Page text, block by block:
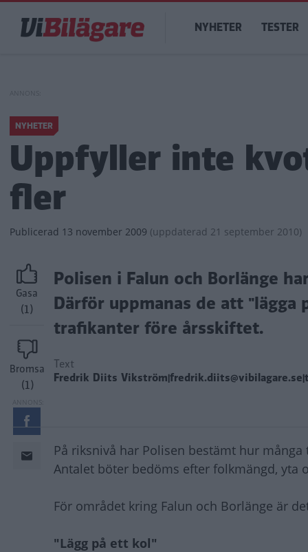
huvudinnehåll
Main
navigation
NYHETER TESTER
NYHETER
Uppfyller inte
fler
Publicerad 13 november 2009 (uppdaterad 21 september 2010)
Gasa
(1)
Bromsa
(1)
Polisen i Falun och Borlänge
Därför uppmanas de att
trafikanter före årsskiftet.
Text
Fredrik Diits
På riksnivå har Polisen bestämt hur
Antalet böter bedöms efter folkmängd, yta
För området kring Falun och Borlänge är
"Lägg på ett kol"